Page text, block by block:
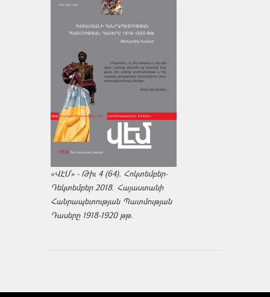
«ՎԷՄ» - Թիւ 4 (64). Հոկտեմբեր-
Դեկտեմբեր 2018. Հայաստանի
Հանրապետության Պատմության
Դասերը 1918-1920 թթ.